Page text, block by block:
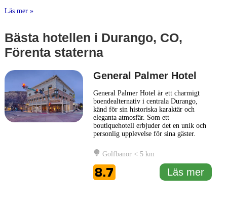
Läs mer »
Bästa hotellen i Durango, CO,
Förenta staterna
General Palmer Hotel
General Palmer Hotel är ett charmigt
boendealternativ i centrala Durango,
känd för sin historiska karaktär och
eleganta atmosfär. Som ett
boutiquehotell erbjuder det en unik och
personlig upplevelse för sina gäster.
gammaldags charm samtidigt som det
erbjuder moderna bekvämligheter för att
säkerställa en bekväm vistelse. Rummen
på General Palmer Hotel är
individuellt
Golfbanor < 5 km
8.7 Läs mer